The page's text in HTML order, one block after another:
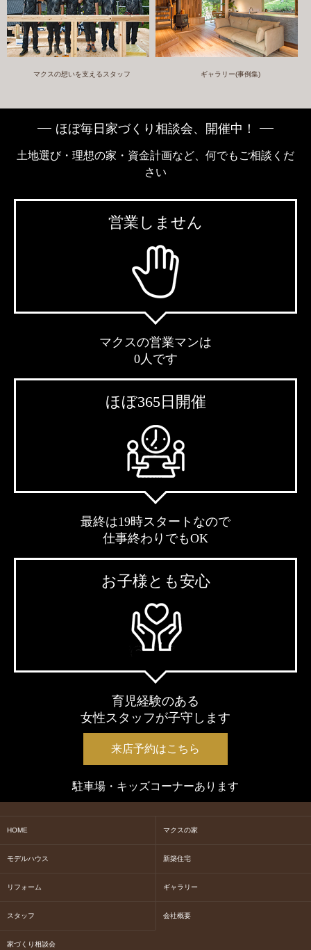
マクスの想いを支えるスタッフ ギャラリー(事例集)
ほぼ毎日家づくり相談会、開催中！
土地選び・理想の家・資金計画など、何でもご相談くだ
さい
営業しません
マクスの営業マンは
0人です
ほぼ365日開催
最終は19時スタートなので
仕事終わりでもOK
お子様とも安心
育児経験のある
女性スタッフが子守します
来店予約はこちら
駐車場・キッズコーナーあります
HOME マクスの家
モデルハウス 新築住宅
リフォーム ギャラリー
スタッフ 会社概要
家づくり相談会